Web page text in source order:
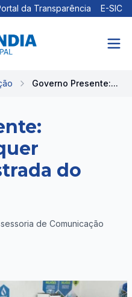
da Transparência E-SIC
Governo Presente:...
do
de Comunicação